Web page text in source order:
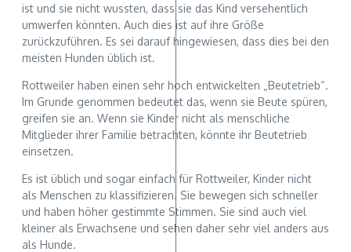
ist und sie nicht wussten, dass sie das Kind versehentlich
umwerfen könnten. Auch dies ist auf ihre Größe
zurückzuführen. Es sei darauf hingewiesen, dass dies bei den
meisten Hunden üblich ist.
Rottweiler haben einen sehr hoch entwickelten „Beutetrieb“.
Im Grunde genommen bedeutet das, wenn sie Beute spüren,
greifen sie an. Wenn sie Kinder nicht als menschliche
Mitglieder ihrer Familie betrachten, könnte ihr Beutetrieb
einsetzen.
Es ist üblich und sogar einfach für Rottweiler, Kinder nicht
als Menschen zu klassifizieren. Sie bewegen sich schneller
und haben höher gestimmte Stimmen. Sie sind auch viel
kleiner als Erwachsene und sehen daher sehr viel anders aus
als Hunde.